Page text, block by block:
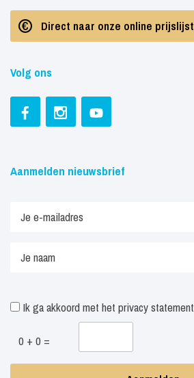
Direct naar onze online prijslijst
Volg ons
Aanmelden nieuwsbrief
Ik ga akkoord met het privacy statement
0 + 0 =